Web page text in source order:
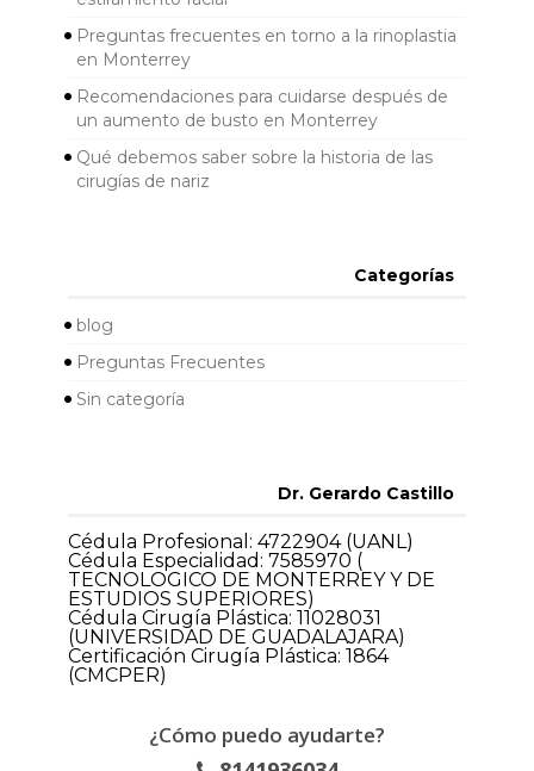
Preguntas frecuentes en torno a la rinoplastia
en Monterrey
Recomendaciones para cuidarse después de
un aumento de busto en Monterrey
Qué debemos saber sobre la historia de las
cirugías de nariz
Categorías
blog
Preguntas Frecuentes
Sin categoría
Dr. Gerardo Castillo
Cédula Profesional: 4722904 (UANL)
Cédula Especialidad: 7585970 (
TECNOLOGICO DE MONTERREY Y DE
ESTUDIOS SUPERIORES)
Cédula Cirugía Plástica: 11028031
(UNIVERSIDAD DE GUADALAJARA)
Certificación Cirugía Plástica: 1864
(CMCPER)
¿Cómo puedo ayudarte?